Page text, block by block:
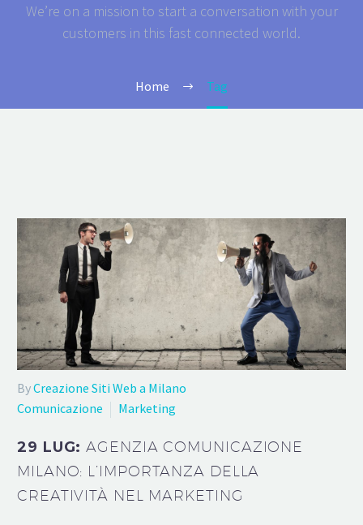
We’re on a mission to start a conversation with your
customers in this fast connected world.
Home Tag
ByCreazione Siti Web a Milano
Comunicazione
Marketing
29 LUG:AGENZIA COMUNICAZIONE
MILANO: L’IMPORTANZA DELLA
CREATIVITÀ NEL MARKETING